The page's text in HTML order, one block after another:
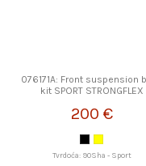
076171A: Front suspension
kit SPORT STRONGFLEX
200 €
Tvrdoća: 90Sha - Sport